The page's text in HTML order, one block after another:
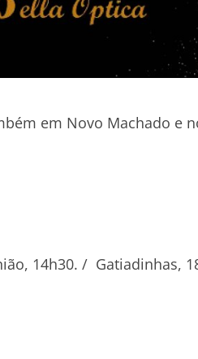
em Novo Machado e
14h30. / Gatiadinhas,